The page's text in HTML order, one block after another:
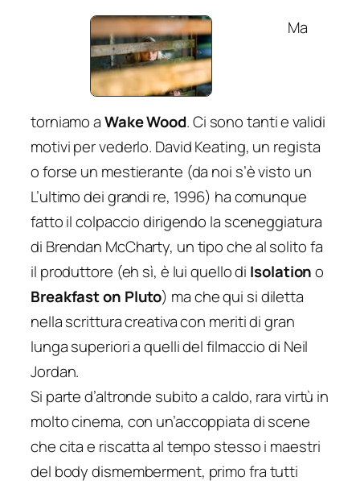
Ma
torniamo aWake Wood. Ci sono tanti e validi
motivi per vederlo. David Keating, un regista
o forse un mestierante (da noi s’è visto un
L’ultimo dei grandi re, 1996) ha comunque
fatto il colpaccio dirigendo la sceneggiatura
di Brendan McCharty, un tipo che al solito fa
il produttore (eh sì, è lui quello di Isolationo
Breakfast on Pluto) ma che qui si diletta
nella scrittura creativa con meriti di gran
lunga superiori a quelli del filmaccio di Neil
Jordan.
Si parte d’altronde subito a caldo, rara virtù in
molto cinema, con un’accoppiata di scene
che cita e riscatta al tempo stesso i maestri
del body dismemberment, primo fra tutti